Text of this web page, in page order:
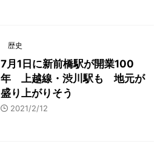
歴史
7月1日に新前橋駅が開業100
年 上越線・渋川駅も 地元が
盛り上がりそう
2021/2/12